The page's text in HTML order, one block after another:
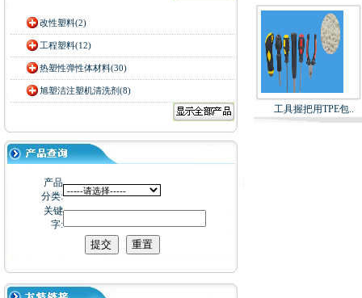
改性塑料(2)
工程塑料(12)
热塑性弹性体材料(30)
旭塑洁注塑机清洗剂(8)
产品
分类:
关键
字:
工具握把用TPE包..